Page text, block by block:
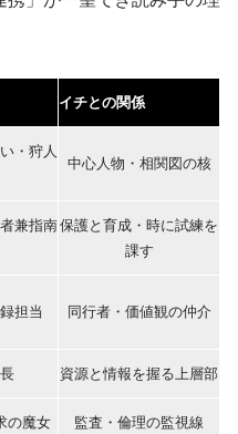
イチとの関係
・狩人
中心人物・相関図の核
兼指南保護と育成・時に試練を
課す
担当 同行者・価値観の仲介
資源と情報を握る上層部
の魔女 監査・倫理の監視線